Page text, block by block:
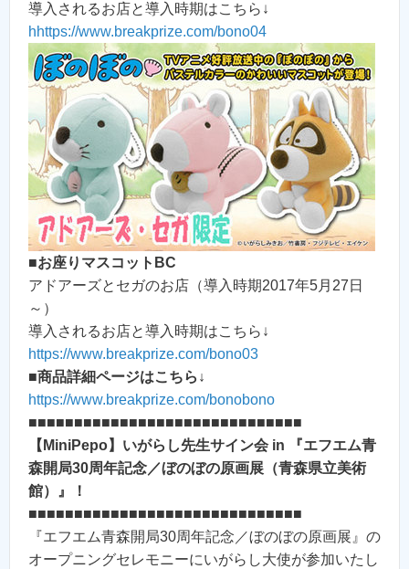
導入されるお店と導入時期はこちら↓
hhttps://www.breakprize.com/bono04
■お座りマスコットBC
アドアーズとセガのお店（導入時期2017年5月27日
～）
導入されるお店と導入時期はこちら↓
https://www.breakprize.com/bono03
■商品詳細ページはこちら↓
https://www.breakprize.com/bonobono
■■■■■■■■■■■■■■■■■■■■■■■■■■■■■■
【MiniPepo】いがらし先生サイン会 in 『エフエム青
森開局30周年記念／ぼのぼの原画展（青森県立美術
館）』！
■■■■■■■■■■■■■■■■■■■■■■■■■■■■■■
『エフエム青森開局30周年記念／ぼのぼの原画展』の
オープニングセレモニーにいがらし大使が参加いたし